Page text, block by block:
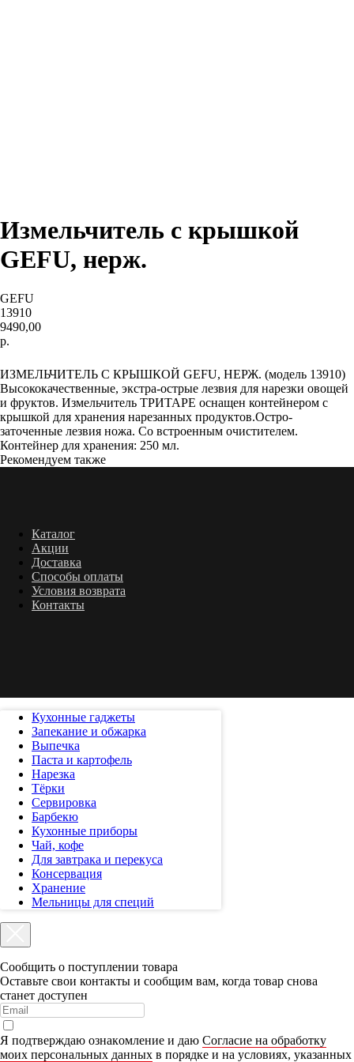
Измельчитель с крышкой
GEFU, нерж.
GEFU
13910
9490,00
р.
ИЗМЕЛЬЧИТЕЛЬ С КРЫШКОЙ GEFU, НЕРЖ. (модель 13910)
Высококачественные, экстра-острые лезвия для нарезки овощей
и фруктов. Измельчитель ТРИТАРЕ оснащен контейнером с
крышкой для хранения нарезанных продуктов.Остро-
заточенные лезвия ножа. Со встроенным очистителем.
Контейнер для хранения: 250 мл.
Рекомендуем также
Каталог
Акции
Доставка
Способы оплаты
Условия возврата
Контакты
Кухонные гаджеты
Запекание и обжарка
Выпечка
Паста и картофель
Нарезка
Тёрки
Сервировка
Барбекю
Кухонные приборы
Чай, кофе
Для завтрака и перекуса
Консервация
Хранение
Мельницы для специй
Сообщить о поступлении товара
Оставьте свои контакты и сообщим вам, когда товар снова
станет доступен
Я пoдтвepждaю oзнaкoмлeниe и дaю Coглacиe нa oбpaбoтку
мoиx пepcoнaльныx дaнныx в пopядкe и нa уcлoвияx, укaзaнныx